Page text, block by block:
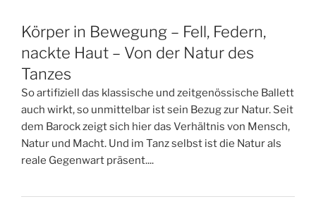
Körper in Bewegung – Fell, Federn,
nackte Haut – Von der Natur des
Tanzes
So artifiziell das klassische und zeitgenössische Ballett
auch wirkt, so unmittelbar ist sein Bezug zur Natur. Seit
dem Barock zeigt sich hier das Verhältnis von Mensch,
Natur und Macht. Und im Tanz selbst ist die Natur als
reale Gegenwart präsent....